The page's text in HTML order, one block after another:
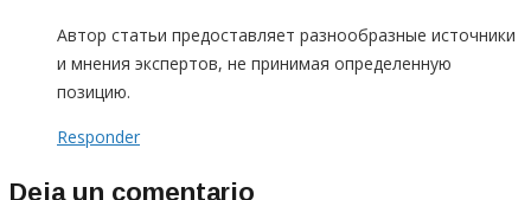
Автор статьи предоставляет разнообразные источники
и мнения экспертов, не принимая определенную
позицию.
Responder
Deja un comentario